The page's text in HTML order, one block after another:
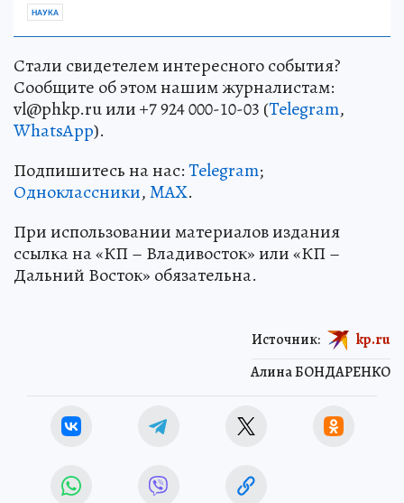
НАУКА
Стали свидетелем интересного события?
Сообщите об этом нашим журналистам:
vl@phkp.ru или +7 924 000-10-03 (Telegram,
WhatsApp).
Подпишитесь на нас:Telegram;
Одноклассники,MAX.
При использовании материалов издания
ссылка на «КП – Владивосток» или «КП –
Дальний Восток» обязательна.
Алина БОНДАРЕНКО
Источник: kp.ru